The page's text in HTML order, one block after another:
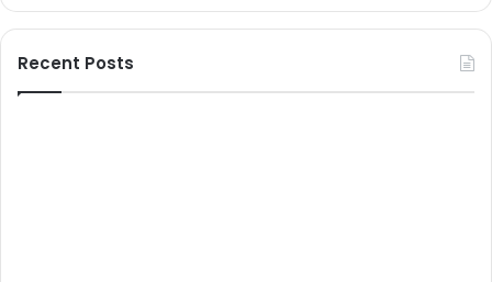
Recent Posts